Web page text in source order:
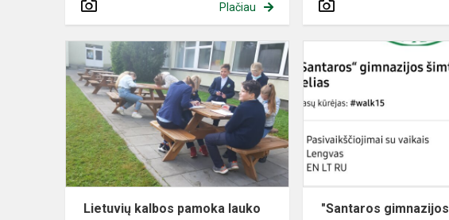
Plačiau
Lietuvių
kalbos
pamoka
lauko
klasėje
Lietuvių kalbos pamoka lauko
"Santaros gimnazijos